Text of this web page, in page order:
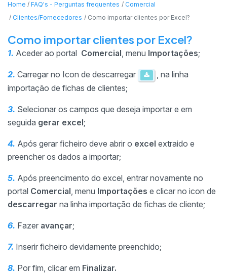
Home FAQ's - Perguntas frequentes
Comercial
Clientes/Fornecedores
Como importar clientes por Excel?
Como importar clientes por Excel?
1. Aceder ao portal Comercial, menu Importações;
2. Carregar no Icon de descarregar
, na linha
importação de fichas de clientes;
3. Selecionar os campos que deseja importar e em
seguida gerar excel;
4. Após gerar ficheiro deve abrir o excel extraido e
preencher os dados a importar;
5. Após preencimento do excel, entrar novamente no
portal Comercial , menu Importações e clicar no icon de
descarregar na linha importação de fichas de cliente;
6. Fazer avançar;
7. Inserir ficheiro devidamente preenchido;
8. Por fim, clicar em Finalizar.